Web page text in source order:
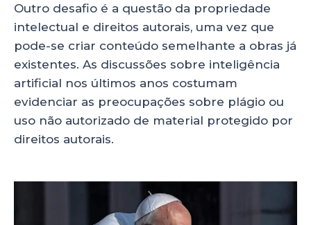
Outro desafio é a questão da propriedade
intelectual e direitos autorais, uma vez que
pode-se criar conteúdo semelhante a obras já
existentes. As discussões sobre inteligência
artificial nos últimos anos costumam
evidenciar as preocupações sobre plágio ou
uso não autorizado de material protegido por
direitos autorais.